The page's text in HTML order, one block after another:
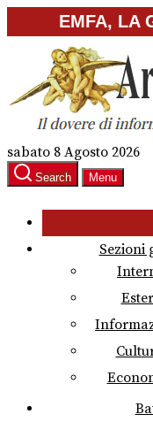
to
content
EMFA, LA
sabato 8 Agosto 2026
Search Menu
Sezioni